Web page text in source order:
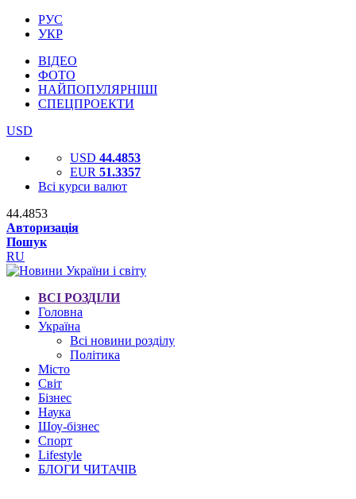
РУС
УКР
ВІДЕО
ФОТО
НАЙПОПУЛЯРНІШІ
СПЕЦПРОЕКТИ
USD
USD 44.4853
EUR 51.3357
Всі курси валют
44.4853
Авторизація
Пошук
RU
ВСІ РОЗДІЛИ
Головна
Україна
Всі новини розділу
Політика
Місто
Світ
Бізнес
Наука
Шоу-бізнес
Спорт
Lifestyle
БЛОГИ ЧИТАЧІВ